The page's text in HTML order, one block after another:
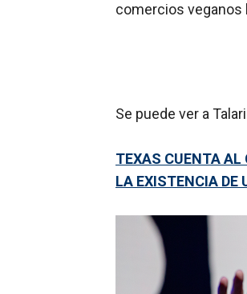
comercios veganos
Se puede ver a
TEXAS CUENTA AL
LA EXISTENCIA